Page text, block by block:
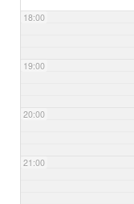
18:00
19:00
20:00
21:00